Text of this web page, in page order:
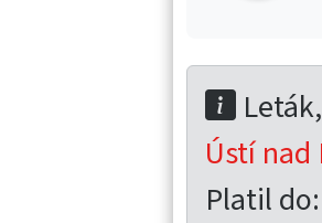
Leták,
Ústí nad
Platil do: